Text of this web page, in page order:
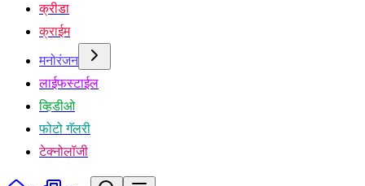
क्रीडा
क्राईम
मनोरंजन
लाईफस्टाईल
व्हिडीओ
फोटो गॅलरी
टेक्नोलॉजी